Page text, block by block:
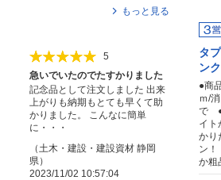
タ
ン
●商
ｍ/
で ●
イ
かり
ン
か粗
もっと見る
5
急いでいたのでたすかりました
記念品として注文しました 出来
上がりも納期もとても早くて助
かりました。 こんなに簡単
に・・・
（ 土木・建設・建設資材 静岡
県 ）
2023/11/02 10:57:04